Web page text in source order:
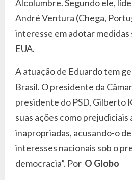
Alcolumbre. Segundo ele,
André Ventura (Chega,
interesse em adotar medidas
EUA.
A atuação de Eduardo tem
Brasil. O presidente da
presidente do PSD, Gilberto
suas ações como prejudiciais
inapropriadas, acusando-o
interesses nacionais sob o
democracia”. Por O Globo